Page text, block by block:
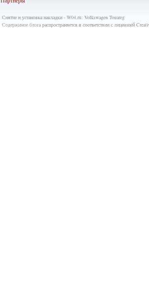
Снятие и установка накладки - W04.ru: Volkswagen Touareg
Содержимое блогараспространяется в соответствии с лицензией